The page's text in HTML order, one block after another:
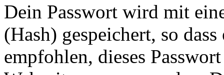
Dein Passwort wird mit
(Hash) gespeichert, so
empfohlen, dieses